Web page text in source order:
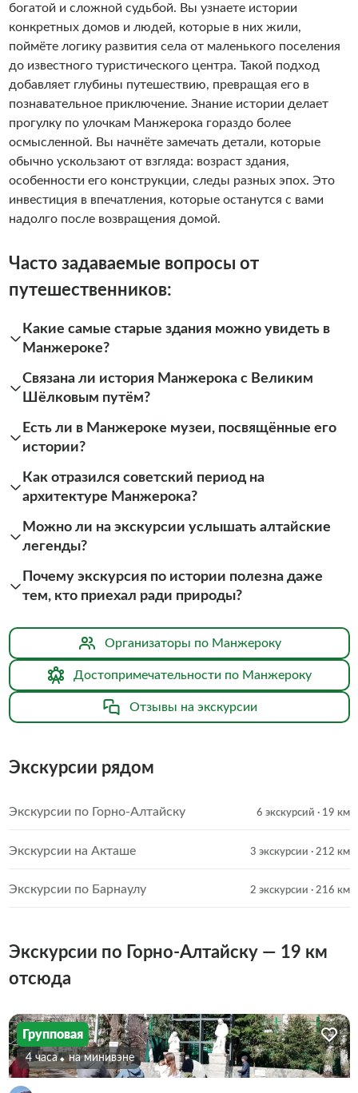
богатой и сложной судьбой. Вы узнаете истории
конкретных домов и людей, которые в них жили,
поймёте логику развития села от маленького поселения
до известного туристического центра. Такой подход
добавляет глубины путешествию, превращая его в
познавательное приключение. Знание истории делает
прогулку по улочкам Манжерока гораздо более
осмысленной. Вы начнёте замечать детали, которые
обычно ускользают от взгляда: возраст здания,
особенности его конструкции, следы разных эпох. Это
инвестиция в впечатления, которые останутся с вами
надолго после возвращения домой.
Часто задаваемые вопросы от
путешественников:
Какие самые старые здания можно увидеть в
Манжероке?
Связана ли история Манжерока с Великим
Шёлковым путём?
Есть ли в Манжероке музеи, посвящённые его
истории?
Как отразился советский период на
архитектуре Манжерока?
Можно ли на экскурсии услышать алтайские
легенды?
Почему экскурсия по истории полезна даже
тем, кто приехал ради природы?
Организаторы по Манжероку
Достопримечательности по Манжероку
Отзывы на экскурсии
Экскурсии рядом
Экскурсии по Горно-Алтайску 6 экскурсий · 19 км
Экскурсии на Акташе 3 экскурсии · 212 км
Экскурсии по Барнаулу 2 экскурсии · 216 км
Экскурсии по Горно-Алтайску — 19 км
отсюда
Групповая
4 часа На минивэне